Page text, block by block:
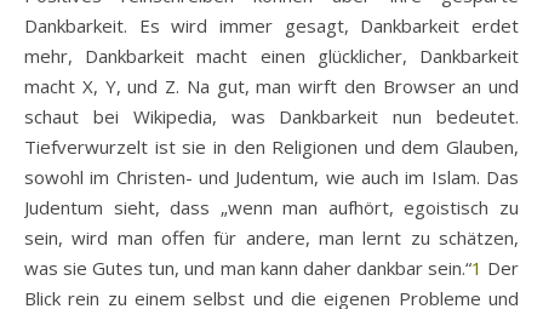
Dankbarkeit. Es wird immer gesagt, Dankbarkeit erdet
mehr, Dankbarkeit macht einen glücklicher, Dankbarkeit
macht X, Y, und Z. Na gut, man wirft den Browser an und
schaut bei Wikipedia, was Dankbarkeit nun bedeutet.
Tiefverwurzelt ist sie in den Religionen und dem Glauben,
sowohl im Christen- und Judentum, wie auch im Islam. Das
Judentum sieht, dass „wenn man aufhört, egoistisch zu
sein, wird man offen für andere, man lernt zu schätzen,
was sie Gutes tun, und man kann daher dankbar sein.“1 Der
Blick rein zu einem selbst und die eigenen Probleme und